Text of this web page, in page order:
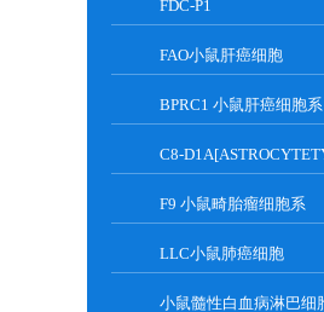
FDC-P1
FAO小鼠肝癌细胞
BPRC1 小鼠肝癌细胞系
F9 小鼠畸胎瘤细胞系
LLC小鼠肺癌细胞